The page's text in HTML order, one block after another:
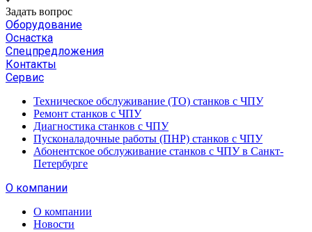
Задать вопрос
Оборудование
Оснастка
Спецпредложения
Контакты
Сервис
Техническое обслуживание (ТО) станков с ЧПУ
Ремонт станков с ЧПУ
Диагностика станков с ЧПУ
Пусконаладочные работы (ПНР) станков с ЧПУ
Абонентское обслуживание станков с ЧПУ в Санкт-
Петербурге
О компании
О компании
Новости